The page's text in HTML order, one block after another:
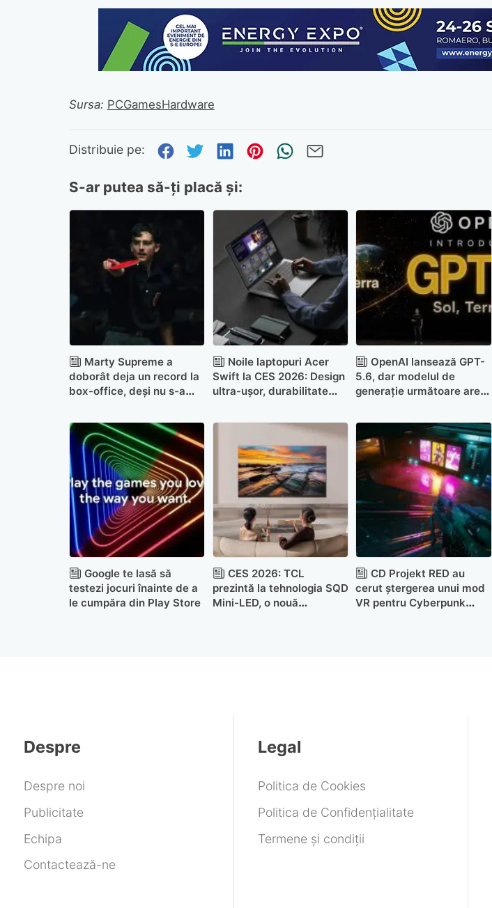
Sursa: PCGamesHardware
Distribuie pe: Distribuie pe Facebook
Distribuie pe Twitter
Distribuie pe LinkedIn
Distribuie pe Pinterest
Trimite prin whatsapp
S-ar putea să-ți placă și:
Marty Supreme a
doborât deja un record la
box-office, deși nu s-a
Noile laptopuri Acer
Swift la CES 2026: Design
ultra-ușor, durabilitate
Copilot+
OpenAI lansează GPT-
5.6, dar modelul de
generație următoare are
Google te lasă să
testezi jocuri înainte de a
le cumpăra din Play Store
CES 2026: TCL
prezintă la tehnologia SQD
Mini-LED, o nouă
CD Projekt RED au
cerut ștergerea unui mod
VR pentru Cyberpunk
Despre
Despre noi
Publicitate
Echipa
Contactează-ne
Legal
Politica de Cookies
Politica de Confidențialitate
Termene și condiții